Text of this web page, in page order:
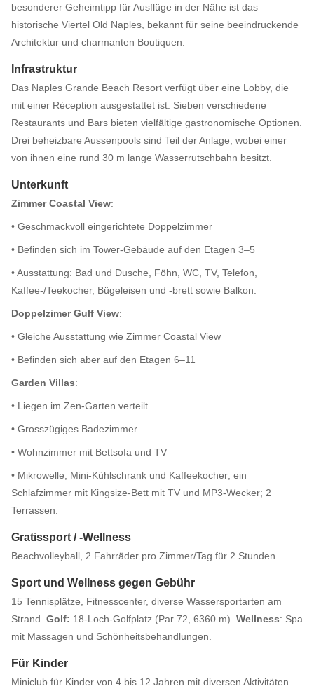
besonderer Geheimtipp für Ausflüge in der Nähe ist das
historische Viertel Old Naples, bekannt für seine beeindruckende
Architektur und charmanten Boutiquen.
Infrastruktur
Das Naples Grande Beach Resort verfügt über eine Lobby, die
mit einer Réception ausgestattet ist. Sieben verschiedene
Restaurants und Bars bieten vielfältige gastronomische Optionen.
Drei beheizbare Aussenpools sind Teil der Anlage, wobei einer
von ihnen eine rund 30 m lange Wasserrutschbahn besitzt.
Unterkunft
Zimmer Coastal View:
• Geschmackvoll eingerichtete Doppelzimmer
• Befinden sich im Tower-Gebäude auf den Etagen 3–5
• Ausstattung: Bad und Dusche, Föhn, WC, TV, Telefon,
Kaffee-/Teekocher, Bügeleisen und -brett sowie Balkon.
Doppelzimer Gulf View:
• Gleiche Ausstattung wie Zimmer Coastal View
• Befinden sich aber auf den Etagen 6–11
Garden Villas:
• Liegen im Zen-Garten verteilt
• Grosszügiges Badezimmer
• Wohnzimmer mit Bettsofa und TV
• Mikrowelle, Mini-Kühlschrank und Kaffeekocher; ein
Schlafzimmer mit Kingsize-Bett mit TV und MP3-Wecker; 2
Terrassen.
Gratissport / -Wellness
Beachvolleyball, 2 Fahrräder pro Zimmer/Tag für 2 Stunden.
Sport und Wellness gegen Gebühr
15 Tennisplätze, Fitnesscenter, diverse Wassersportarten am
Strand. Golf: 18-Loch-Golfplatz (Par 72, 6360 m). Wellness: Spa
mit Massagen und Schönheitsbehandlungen.
Für Kinder
Miniclub für Kinder von 4 bis 12 Jahren mit diversen Aktivitäten.